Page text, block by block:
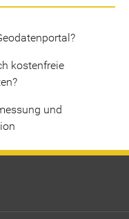
kostenfreie
und